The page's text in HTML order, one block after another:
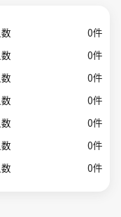
0件
0件
0件
0件
0件
0件
0件